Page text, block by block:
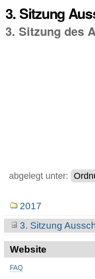
3. Sitzung
3. Sitzung des
abgelegt unter:
Navigation
2017
3. Sitzung
Website
FAQ